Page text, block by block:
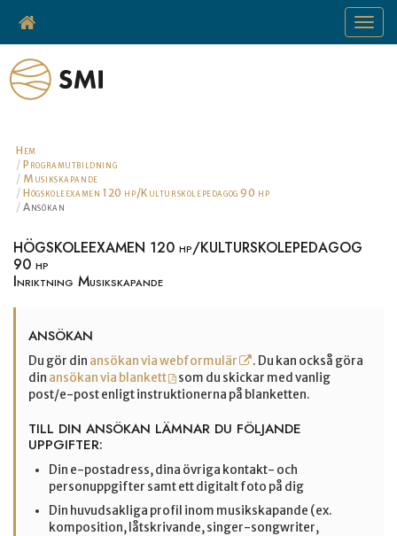
Toggle
Hem
Programutbildning
Musikskapande
Högskoleexamen 120 hp/Kulturskolepedagog 90 hp
Ansökan
HÖGSKOLEEXAMEN 120 hp/KULTURSKOLEPEDAGOG
90 hp
Inriktning Musikskapande
ANSÖKAN
Du gör din ansökan via webformulär
. Du kan också göra
din ansökan via blankett
som du skickar med vanlig
post/e-post enligt instruktionerna på blanketten.
TILL DIN ANSÖKAN LÄMNAR DU FÖLJANDE
UPPGIFTER:
Din e-postadress, dina övriga kontakt- och
personuppgifter samt ett digitalt foto på dig
Din huvudsakliga profil inom musikskapande (ex.
komposition, låtskrivande, singer-songwriter,